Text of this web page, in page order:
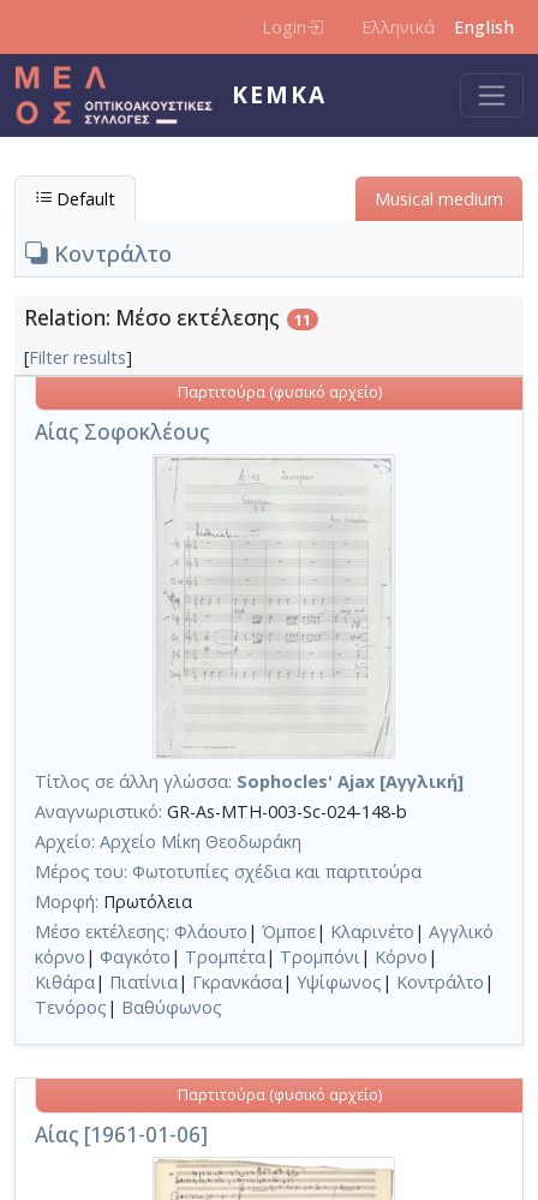
Login Ελληνικά English
KEMKA
Default Μusical medium
Κοντράλτο
Relation: Μέσο εκτέλεσης 11
[Filter results]
Αίας Σοφοκλέους
Παρτιτούρα (φυσικό αρχείο)
Τίτλος σε άλλη γλώσσα: Sophocles' Ajax [Αγγλική]
Αναγνωριστικό: GR-As-MTH-003-Sc-024-148-b
Αρχείο: Αρχείο Μίκη Θεοδωράκη
Μέρος του: Φωτοτυπίες σχέδια και παρτιτούρα
Μορφή: Πρωτόλεια
Μέσο εκτέλεσης: Φλάουτο | Όμποε| Κλαρινέτο | Αγγλικό
κόρνο | Φαγκότο | Τρομπέτα| Τρομπόνι| Κόρνο |
Κιθάρα| Πιατίνια| Γκρανκάσα| Υψίφωνος | Κοντράλτο |
Τενόρος | Βαθύφωνος
Αίας [1961-01-06]
Παρτιτούρα (φυσικό αρχείο)